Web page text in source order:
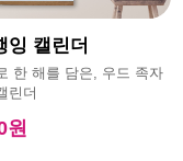
잉 캘린더
한 해를 담은, 우드 족자
린더
원